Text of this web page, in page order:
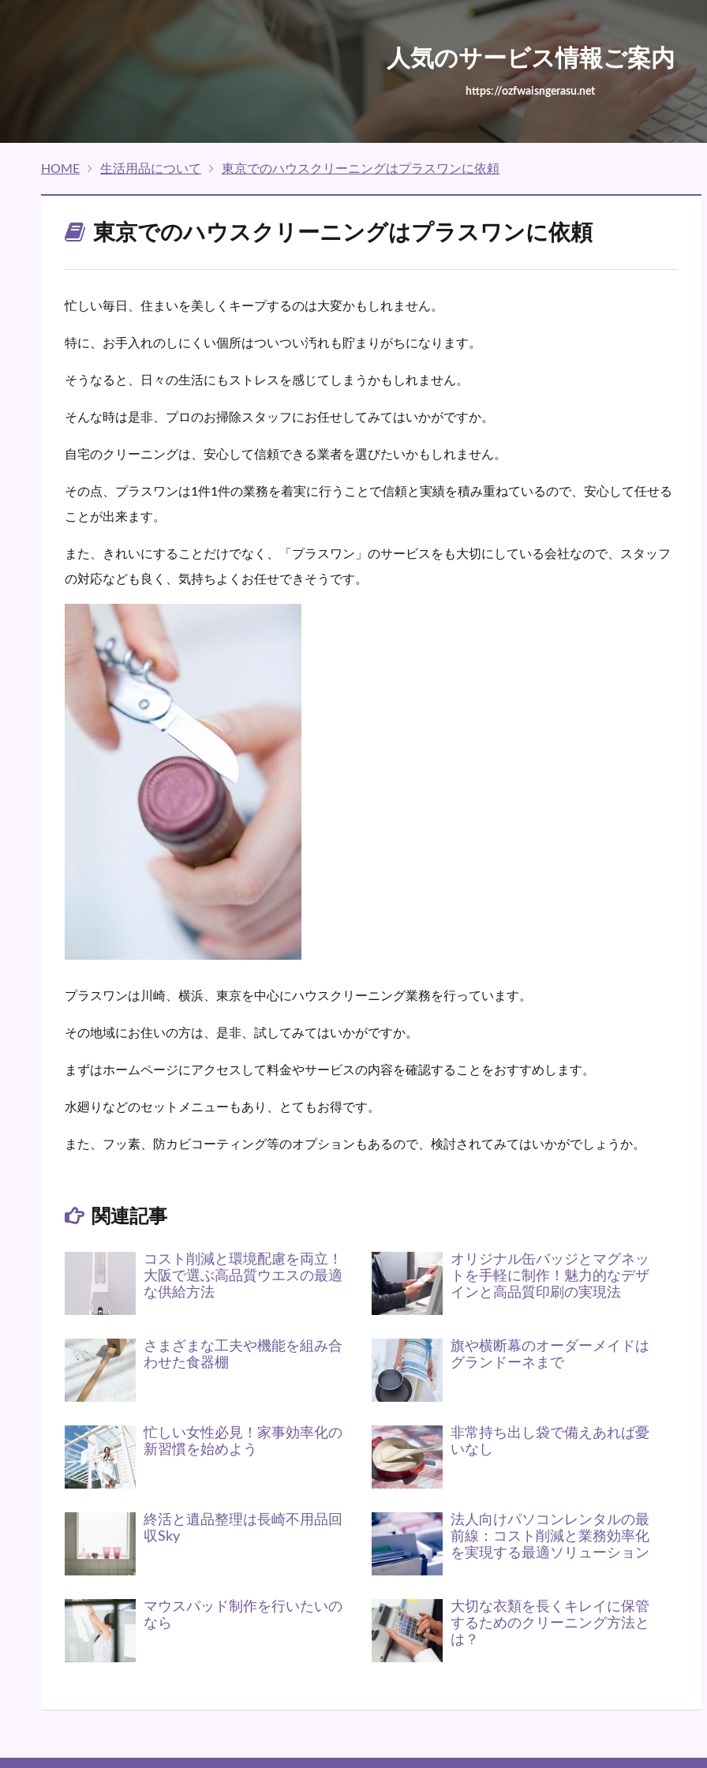
人気のサービス情報ご案内
https://ozfwaisngerasu.net
HOME 生活用品について 東京でのハウスクリーニングはプラスワンに依頼
東京でのハウスクリーニングはプラスワンに依頼
忙しい毎日、住まいを美しくキープするのは大変かもしれません。
特に、お手入れのしにくい個所はついつい汚れも貯まりがちになります。
そうなると、日々の生活にもストレスを感じてしまうかもしれません。
そんな時は是非、プロのお掃除スタッフにお任せしてみてはいかがですか。
自宅のクリーニングは、安心して信頼できる業者を選びたいかもしれません。
その点、プラスワンは1件1件の業務を着実に行うことで信頼と実績を積み重ねているので、安心して任せる
ことが出来ます。
また、きれいにすることだけでなく、「プラスワン」のサービスをも大切にしている会社なので、スタッフ
の対応なども良く、気持ちよくお任せできそうです。
プラスワンは川崎、横浜、東京を中心にハウスクリーニング業務を行っています。
その地域にお住いの方は、是非、試してみてはいかがですか。
まずはホームページにアクセスして料金やサービスの内容を確認することをおすすめします。
水廻りなどのセットメニューもあり、とてもお得です。
また、フッ素、防カビコーティング等のオプションもあるので、検討されてみてはいかがでしょうか。
関連記事
コスト削減と環境配慮を両立！
大阪で選ぶ高品質ウエスの最適
な供給方法
オリジナル缶バッジとマグネッ
トを手軽に制作！魅力的なデザ
インと高品質印刷の実現法
さまざまな工夫や機能を組み合
わせた食器棚
旗や横断幕のオーダーメイドは
グランドーネまで
忙しい女性必見！家事効率化の
新習慣を始めよう
非常持ち出し袋で備えあれば憂
いなし
終活と遺品整理は長崎不用品回
収Sky
法人向けパソコンレンタルの最
前線：コスト削減と業務効率化
を実現する最適ソリューション
マウスパッド制作を行いたいの
なら
大切な衣類を長くキレイに保管
するためのクリーニング方法と
は？